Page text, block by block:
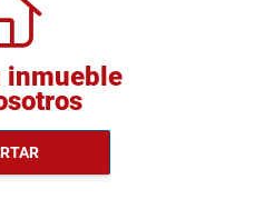
inmueble